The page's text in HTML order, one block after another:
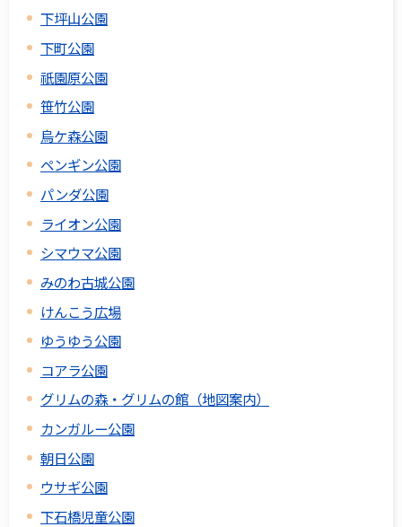
下坪山公園
下町公園
祇園原公園
笹竹公園
烏ケ森公園
ペンギン公園
パンダ公園
ライオン公園
シマウマ公園
みのわ古城公園
けんこう広場
ゆうゆう公園
コアラ公園
グリムの森・グリムの館（地図案内）
カンガルー公園
朝日公園
ウサギ公園
下石橋児童公園